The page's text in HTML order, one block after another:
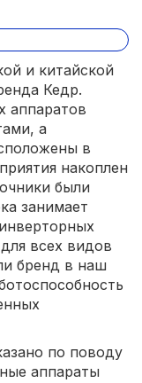
и китайской
Кедр.
аппаратов
а
в
накоплен
были
занимает
всех видов
бренд в наш
по поводу
аппараты